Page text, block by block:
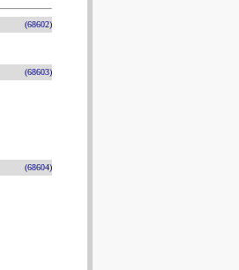
(68602)
(68603)
(68604)